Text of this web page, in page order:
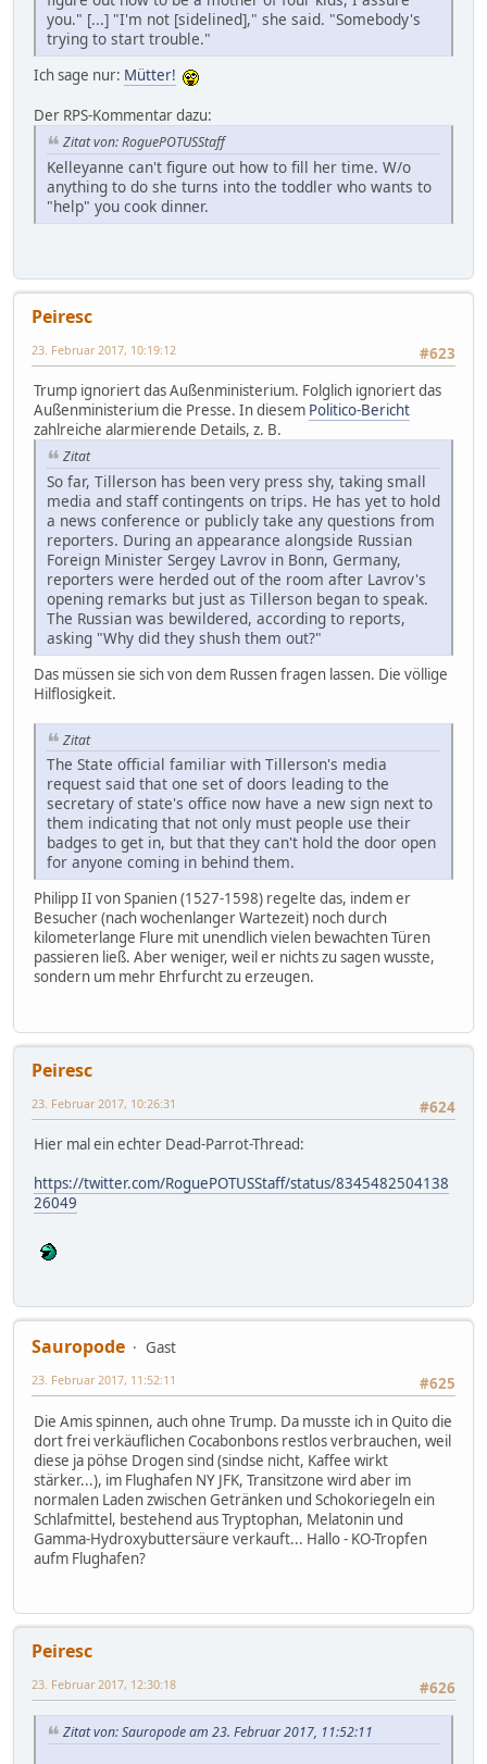
you." [...] "I'm not [sidelined]," she said. "Somebody's
trying to start trouble."
Ich sage nur: Mütter!
Der RPS-Kommentar dazu:
Zitat von: RoguePOTUSStaff
Kelleyanne can't figure out how to fill her time. W/o
anything to do she turns into the toddler who wants to
"help" you cook dinner.
Peiresc
#623
23. Februar 2017, 10:19:12
Trump ignoriert das Außenministerium. Folglich ignoriert das
Außenministerium die Presse. In diesem Politico-Bericht
zahlreiche alarmierende Details, z. B.
Zitat
So far, Tillerson has been very press shy, taking small
media and staff contingents on trips. He has yet to hold
a news conference or publicly take any questions from
reporters. During an appearance alongside Russian
Foreign Minister Sergey Lavrov in Bonn, Germany,
reporters were herded out of the room after Lavrov's
opening remarks but just as Tillerson began to speak.
The Russian was bewildered, according to reports,
asking "Why did they shush them out?"
Das müssen sie sich von dem Russen fragen lassen. Die völlige
Hilflosigkeit.
Zitat
The State official familiar with Tillerson's media
request said that one set of doors leading to the
secretary of state's office now have a new sign next to
them indicating that not only must people use their
badges to get in, but that they can't hold the door open
for anyone coming in behind them.
Philipp II von Spanien (1527-1598) regelte das, indem er
Besucher (nach wochenlanger Wartezeit) noch durch
kilometerlange Flure mit unendlich vielen bewachten Türen
passieren ließ. Aber weniger, weil er nichts zu sagen wusste,
sondern um mehr Ehrfurcht zu erzeugen.
Peiresc
#624
23. Februar 2017, 10:26:31
Hier mal ein echter Dead-Parrot-Thread:
https://twitter.com/RoguePOTUSStaff/status/8345482504138
26049
Sauropode
Gast
#625
23. Februar 2017, 11:52:11
Die Amis spinnen, auch ohne Trump. Da musste ich in Quito die
dort frei verkäuflichen Cocabonbons restlos verbrauchen, weil
diese ja pöhse Drogen sind (sindse nicht, Kaffee wirkt
stärker...), im Flughafen NY JFK, Transitzone wird aber im
normalen Laden zwischen Getränken und Schokoriegeln ein
Schlafmittel, bestehend aus Tryptophan, Melatonin und
Gamma-Hydroxybuttersäure verkauft... Hallo - KO-Tropfen
aufm Flughafen?
Peiresc
#626
23. Februar 2017, 12:30:18
Zitat von: Sauropode am 23. Februar 2017, 11:52:11